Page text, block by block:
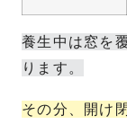
養生中は窓を
ります。
その分、開け